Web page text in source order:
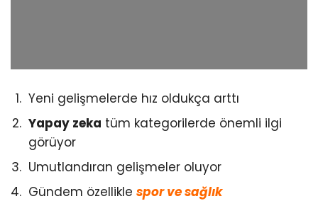
Yeni gelişmelerde hız oldukça arttı
Yapay zeka tüm kategorilerde önemli ilgi
görüyor
Umutlandıran gelişmeler oluyor
Gündem özellikle spor ve sağlık